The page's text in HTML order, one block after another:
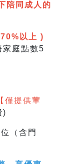
陪同成人的
以上 )
家庭點數5
【僅提供葷
)
（含門